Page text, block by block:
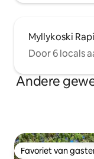
Myllykoski
Door 6 locals
Andere
Favoriet van
Favoriet van